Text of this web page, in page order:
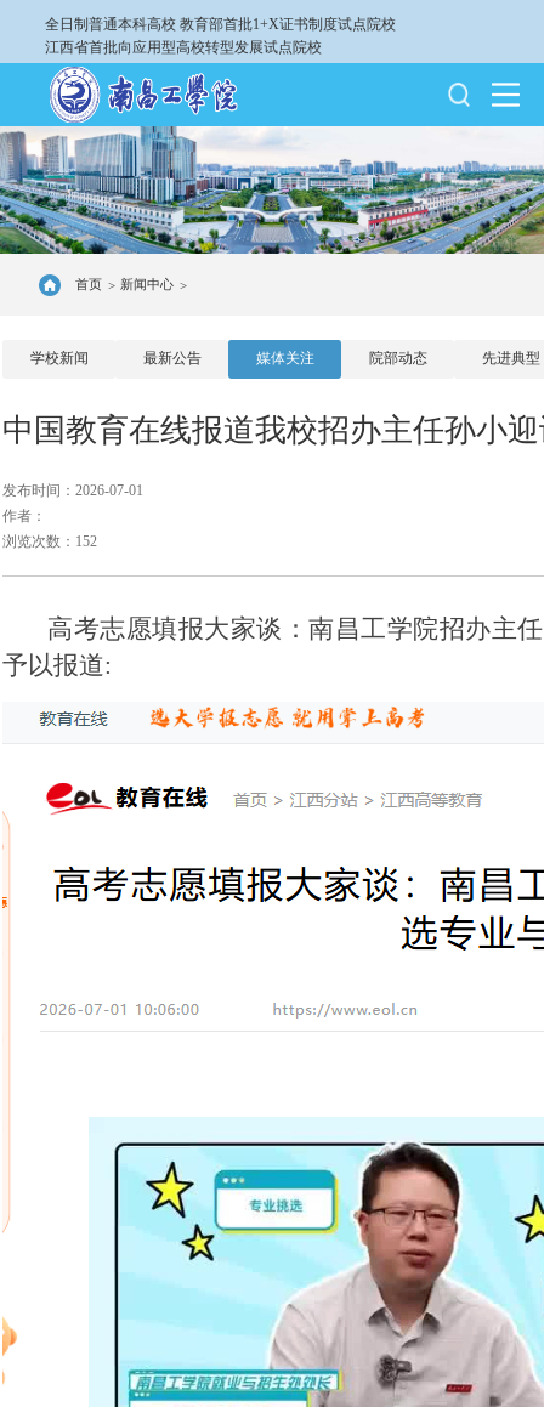
全日制普通本科高校 教育部首批1+X证书制度试点院校
江西省首批向应用型高校转型发展试点院校
首页 > 新闻中心 >
学校新闻 最新公告 媒体关注 院部动态 先进典型
中国教育在线报道我校招办主任孙小
发布时间：2026-07-01
作者：
浏览次数：152
高考志愿填报大家谈：南昌工学院招办主
予以报道: